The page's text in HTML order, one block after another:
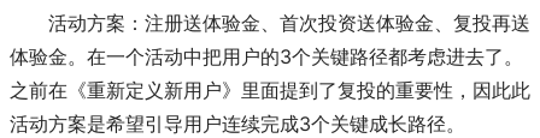
活动方案：注册送体验金、首次投资送体验金、复投再送
体验金。在一个活动中把用户的3个关键路径都考虑进去了。
之前在《重新定义新用户》里面提到了复投的重要性，因此此
活动方案是希望引导用户连续完成3个关键成长路径。